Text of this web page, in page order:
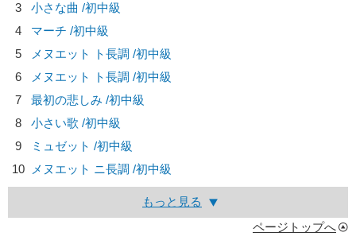
3
小さな曲 /初中級
4
マーチ /初中級
5
メヌエット ト長調 /初中級
6
メヌエット ト長調 /初中級
7
最初の悲しみ /初中級
8
小さい歌 /初中級
9
ミュゼット /初中級
10
メヌエット ニ長調 /初中級
もっと見る
ページトップへ